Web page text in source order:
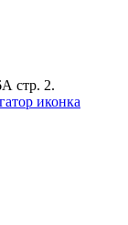
стр. 2.